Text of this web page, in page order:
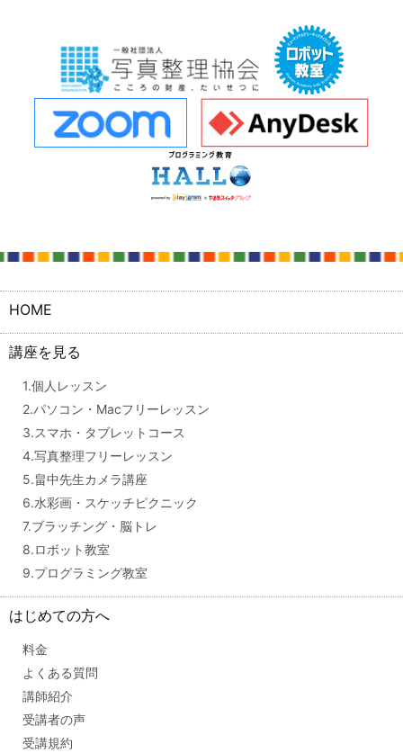
HOME
講座を見る
1.個人レッスン
2.パソコン・Macフリーレッスン
3.スマホ・タブレットコース
4.写真整理フリーレッスン
5.畠中先生カメラ講座
6.水彩画・スケッチピクニック
7.ブラッチング・脳トレ
8.ロボット教室
9.プログラミング教室
はじめての方へ
料金
よくある質問
講師紹介
受講者の声
受講規約